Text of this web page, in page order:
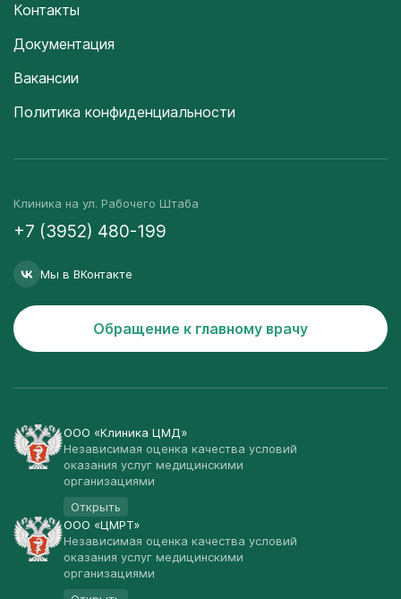
Контакты
Документация
Вакансии
Политика конфиденциальности
Клиника на ул. Рабочего Штаба
+7 (3952) 480-199
Мы в ВКонтакте
Обращение к главному врачу
ООО «Клиника ЦМД»
Независимая оценка качества условий
оказания услуг медицинскими
организациями
Открыть
ООО «ЦМРТ»
Независимая оценка качества условий
оказания услуг медицинскими
организациями